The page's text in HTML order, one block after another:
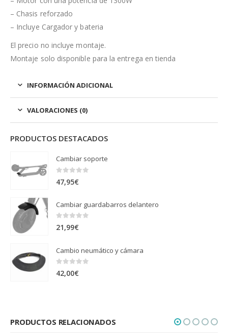
– Chasis reforzado
– Incluye Cargador y bateria
El precio no incluye montaje.
Montaje solo disponible para la entrega en tienda
INFORMACIÓN ADICIONAL
VALORACIONES (0)
PRODUCTOS DESTACADOS
Cambiar soporte
47,95€
Cambiar guardabarros delantero
0 out of 5
21,99€
Cambio neumático y cámara
0 out of 5
42,00€
PRODUCTOS RELACIONADOS